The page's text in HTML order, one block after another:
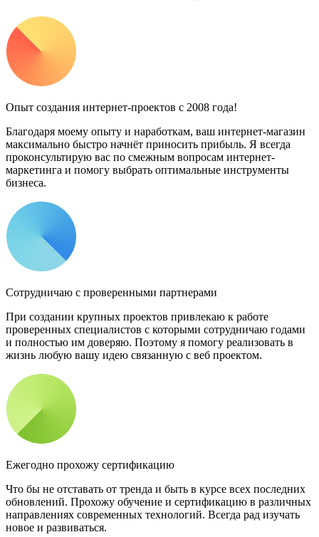
Опыт создания интернет-проектов с 2008 года!
Благодаря моему опыту и наработкам, ваш интернет-магазин
максимально быстро начнёт приносить прибыль. Я всегда
проконсультирую вас по смежным вопросам интернет-
маркетинга и помогу выбрать оптимальные инструменты
бизнеса.
Сотрудничаю с проверенными партнерами
При создании крупных проектов привлекаю к работе
проверенных специалистов с которыми сотрудничаю годами
и полностью им доверяю. Поэтому я помогу реализовать в
жизнь любую вашу идею связанную с веб проектом.
Ежегодно прохожу сертификацию
Что бы не отставать от тренда и быть в курсе всех последних
обновлений. Прохожу обучение и сертификацию в различных
направлениях современных технологий. Всегда рад изучать
новое и развиваться.